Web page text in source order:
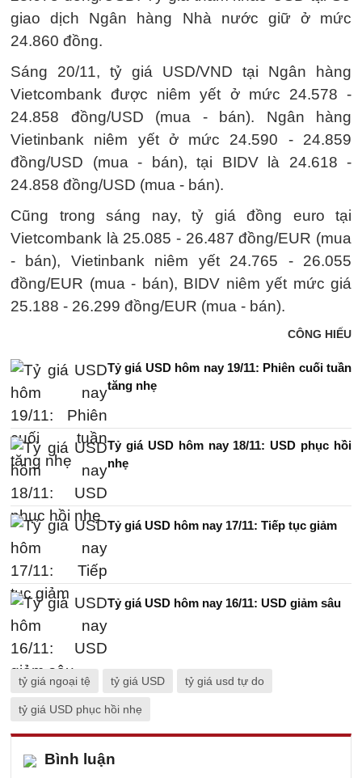
giao dịch Ngân hàng Nhà nước giữ ở mức
24.860 đồng.
Sáng 20/11, tỷ giá USD/VND tại Ngân hàng
Vietcombank được niêm yết ở mức 24.578 -
24.858 đồng/USD (mua - bán). Ngân hàng
Vietinbank niêm yết ở mức 24.590 - 24.859
đồng/USD (mua - bán), tại BIDV là 24.618 -
24.858 đồng/USD (mua - bán).
Cũng trong sáng nay, tỷ giá đồng euro tại
Vietcombank là 25.085 - 26.487 đồng/EUR (mua
- bán), Vietinbank niêm yết 24.765 - 26.055
đồng/EUR (mua - bán), BIDV niêm yết mức giá
25.188 - 26.299 đồng/EUR (mua - bán).
CÔNG HIẾU
Tỷ giá USD hôm nay 19/11: Phiên cuối tuần
tăng nhẹ
Tỷ giá USD hôm nay 18/11: USD phục hồi
nhẹ
Tỷ giá USD hôm nay 17/11: Tiếp tục giảm
Tỷ giá USD hôm nay 16/11: USD giảm sâu
tỷ giá ngoại tệ tỷ giá USD tỷ giá usd tự do
tỷ giá USD phục hồi nhẹ
Bình luận